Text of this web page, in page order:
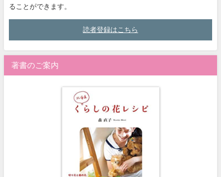
ることができます。
読者登録はこちら
著書のご案内